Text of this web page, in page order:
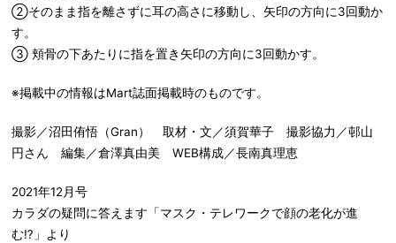
②そのまま指を離さずに耳の高さに移動し、矢印の方向に3回動か
す。
③ 頬骨の下あたりに指を置き矢印の方向に3回動かす。
※掲載中の情報はMart誌面掲載時のものです。
撮影／沼田侑悟（Gran） 取材・文／須賀華子 撮影協力／邨山
円さん 編集／倉澤真由美 WEB構成／長南真理恵
2021年12月号
カラダの疑問に答えます「マスク・テレワークで顔の老化が進
む⁉」より